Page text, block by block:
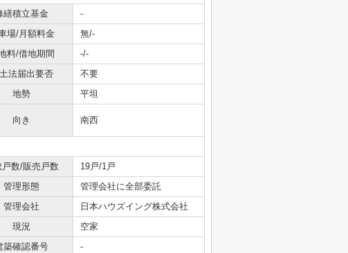
繕積立基金
-
場/月額料金
無/-
料/借地期間
-/-
法届出要否
不要
地勢 平坦
向き 南西
戸数/販売戸数
19戸/1戸
管理形態
管理会社に全部委託
管理会社
日本ハウズイング株式会社
現況
空家
築確認番号
-